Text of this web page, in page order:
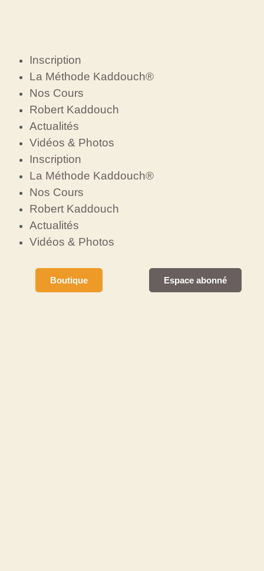
Inscription
La Méthode Kaddouch®
Nos Cours
Robert Kaddouch
Actualités
Vidéos & Photos
Inscription
La Méthode Kaddouch®
Nos Cours
Robert Kaddouch
Actualités
Vidéos & Photos
Boutique Espace abonné